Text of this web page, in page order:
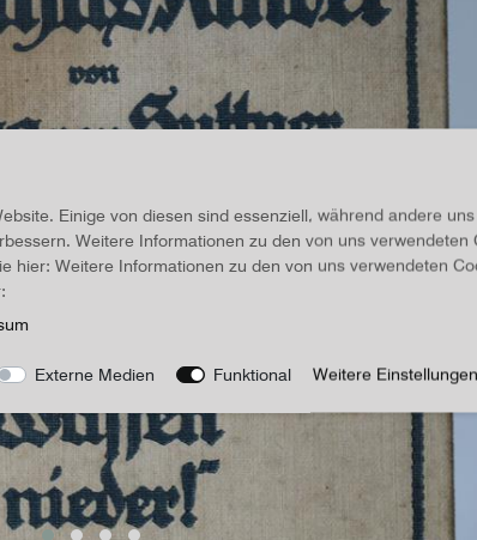
Einige von diesen sind essenziell, während andere
Weitere Informationen zu den von uns verwendeten
hier: Weitere Informationen zu den von uns verwendeten
Externe Medien Funktional Weitere Einstellungen